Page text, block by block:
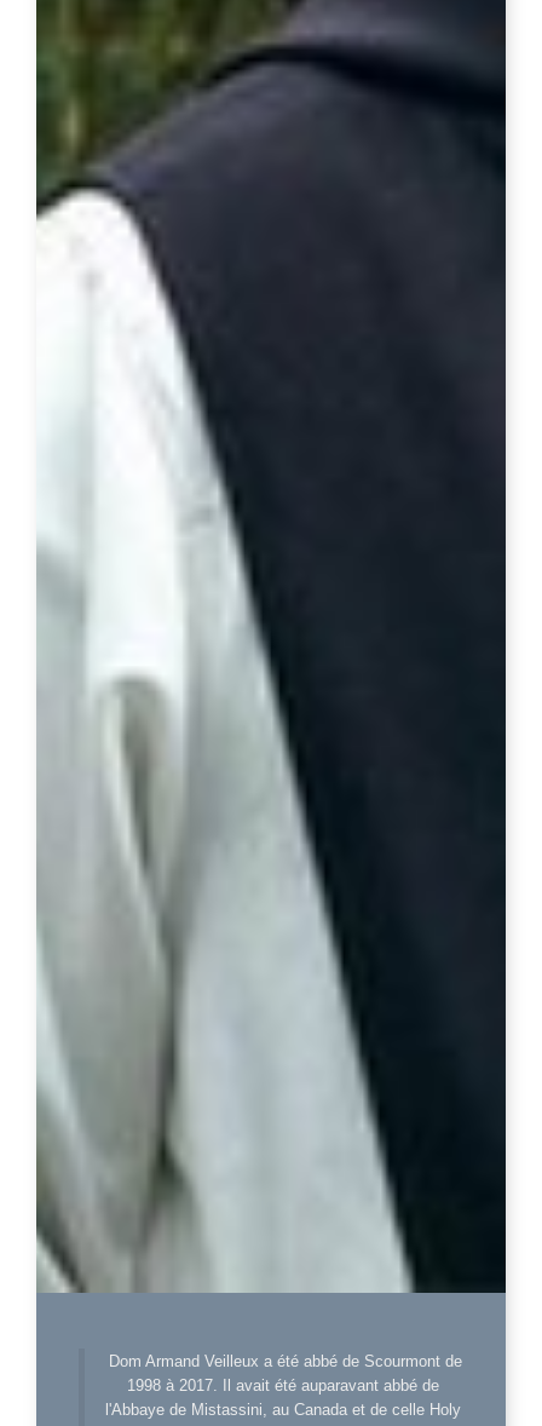
Dom Armand Veilleux a été abbé de Scourmont de
1998 à 2017. Il avait été auparavant abbé de
l'Abbaye de Mistassini, au Canada et de celle Holy